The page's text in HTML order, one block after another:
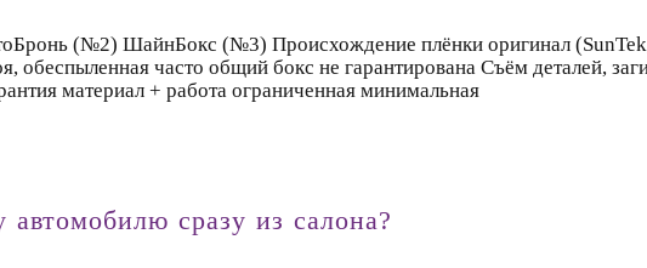
(№2) ШайнБокс (№3) Происхождение плёнки оригинал
обеспыленная часто общий бокс не гарантирована Съём деталей,
материал + работа ограниченная минимальная
сразу из салона?